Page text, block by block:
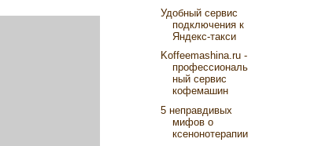
Удобный сервис
подключения к
Яндекс-такси
Koffeemashina.ru -
профессиональ
ный сервис
кофемашин
5 неправдивых
мифов о
ксенонотерапии